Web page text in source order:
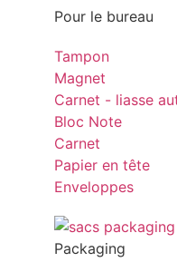
Pour le bureau
Tampon
Magnet
Carnet - liasse
Bloc Note
Carnet
Papier en tête
Enveloppes
Packaging